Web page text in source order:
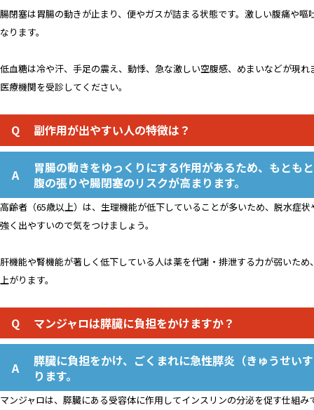
腸閉塞は胃腸の動きが止まり、便やガスが詰まる状態です。激しい腹痛や
なります。
低血糖は冷や汗、手足の震え、動悸、急な激しい空腹感、めまいなどが現
医療機関を受診してください。
副作用が出やすい人の特徴は？
胃腸の動きをゆっくりにする作用があるため、もとも
腹の張りや腸閉塞のリスクが高まります。
高齢者（65歳以上）は、生理機能が低下していることが多いため、脱水症
強く出やすいので気をつけましょう。
肝機能や腎機能が著しく低下している人は薬を代謝・排泄する力が弱いた
上がります。
マンジャロは膵臓に負担をかけますか？
膵臓に負担をかけ、ごくまれに急性膵炎（きゅうせい
ります。
マンジャロは、膵臓にある受容体に作用してインスリンの分泌を促す仕組